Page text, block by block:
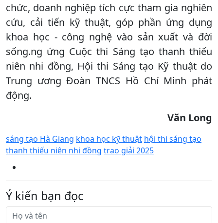
chức, doanh nghiệp tích cực tham gia nghiên
cứu, cải tiến kỹ thuật, góp phần ứng dụng
khoa học - công nghệ vào sản xuất và đời
sống.ng ứng Cuộc thi Sáng tạo thanh thiếu
niên nhi đồng, Hội thi Sáng tạo Kỹ thuật do
Trung ương Đoàn TNCS Hồ Chí Minh phát
động.
Văn Long
sáng tạo Hà Giang khoa học kỹ thuật hội thi sáng tạo
thanh thiếu niên nhi đồng trao giải 2025
Ý kiến bạn đọc